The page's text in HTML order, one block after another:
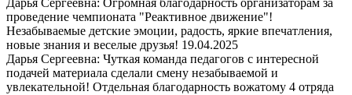
Дарья Сергеевна: Огромная благодарность организаторам за
проведение чемпионата "Реактивное движение"!
Незабываемые детские эмоции, радость, яркие впечатления,
новые знания и веселые друзья! 19.04.2025
Дарья Сергеевна: Чуткая команда педагогов с интересной
подачей материала сделали смену незабываемой и
увлекательной! Отдельная благодарность вожатому 4 отряда